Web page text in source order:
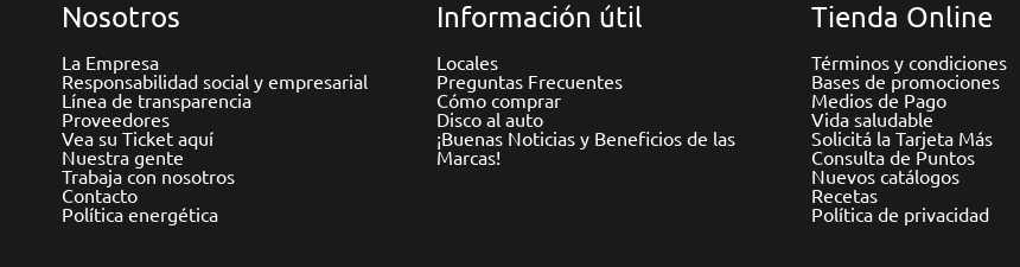
Nosotros
La Empresa
Responsabilidad social y empresarial
Línea de transparencia
Proveedores
Vea su Ticket aquí
Nuestra gente
Trabaja con nosotros
Contacto
Política energética
Información útil
Locales
Preguntas Frecuentes
Cómo comprar
Disco al auto
¡Buenas Noticias y Beneficios de las
Marcas!
Tienda Online
Términos y condiciones
Bases de promociones
Medios de Pago
Vida saludable
Solicitá la Tarjeta Más
Consulta de Puntos
Nuevos catálogos
Recetas
Política de privacidad